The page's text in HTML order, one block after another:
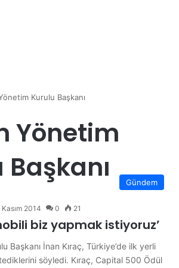
Kurulu Başkanı
Yönetim
Gündem
2014 0 21
biz yapmak istiyoruz’
Başkanı İnan Kıraç, Türkiye’de ilk yerli
söyledi. Kıraç, Capital 500 Ödül